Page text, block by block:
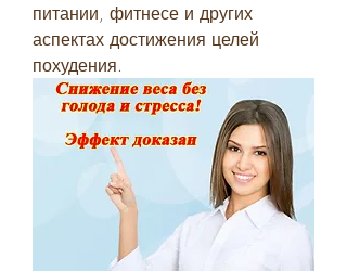
питании, фитнесе и других
аспектах достижения целей
похудения.